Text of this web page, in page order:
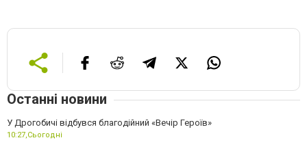
Останні новини
У Дрогобичі відбувся благодійний «Вечір Героїв»
10:27,Сьогодні